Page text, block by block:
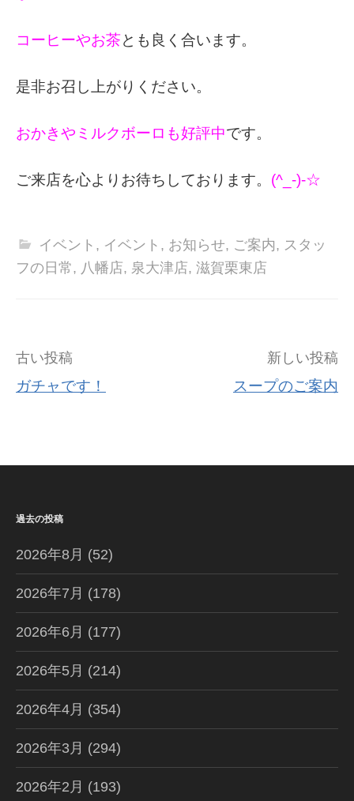
コーヒーやお茶とも良く合います。
是非お召し上がりください。
おかきやミルクボーロも好評中です。
ご来店を心よりお待ちしております。 (^_-)-☆
イベント , イベント , お知らせ, ご案内, スタッ
フの日常, 八幡店, 泉大津店, 滋賀栗東店
投
稿
シ
ョ
ン
古い投稿
ガチャです！
新しい投稿
スープのご案内
過去の投稿
2026年8月 (52)
2026年7月 (178)
2026年6月 (177)
2026年5月 (214)
2026年4月 (354)
2026年3月 (294)
2026年2月 (193)